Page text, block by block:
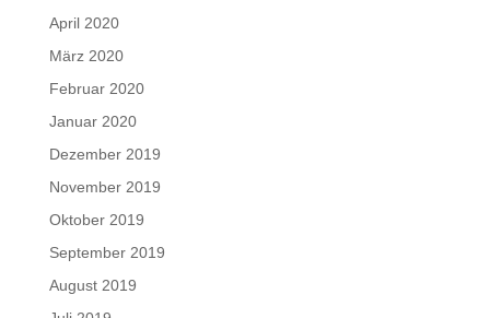
April 2020
März 2020
Februar 2020
Januar 2020
Dezember 2019
November 2019
Oktober 2019
September 2019
August 2019